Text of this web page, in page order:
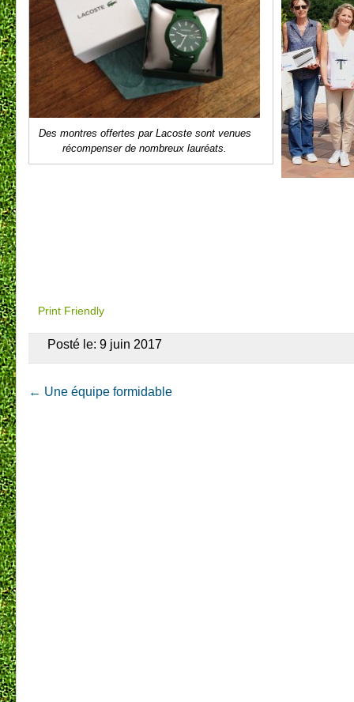
Des montres offertes par Lacoste sont venues
récompenser de nombreux lauréats.
Print Friendly
Posté le: 9 juin 2017
Post navigation
← Une équipe formidable